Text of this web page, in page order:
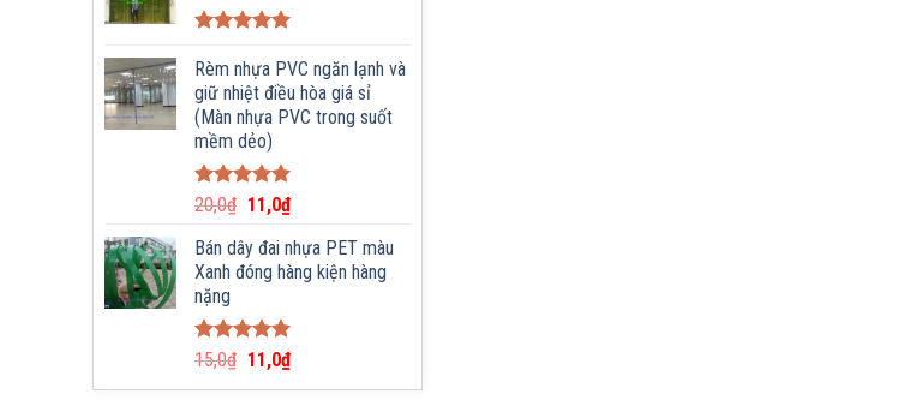
hạng5.00
5 sao
Rèm nhựa PVC ngăn lạnh và
giữ nhiệt điều hòa giá sỉ
(Màn nhựa PVC trong suốt
mềm dẻo)
Được xếp
hạng
5.00
5 sao
20,0₫ 11,0₫
Bán dây đai nhựa PET màu
Xanh đóng hàng kiện hàng
nặng
Được xếp
hạng
5.00
5 sao
15,0₫ 11,0₫